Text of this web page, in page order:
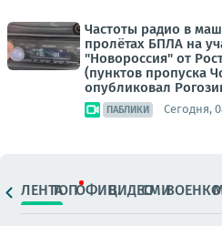
Частоты радио в
пролётах БПЛА на
"Новороссия" от
(пунктов пропуска
опубликовал
ПАБЛИКИ Сегодня,
ЛЕНТАТОПОФИЦ.ВИДЕОСМИ